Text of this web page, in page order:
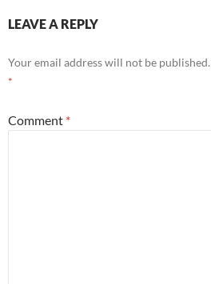
LEAVE A REPLY
Your email address will not be published.
*
Comment *